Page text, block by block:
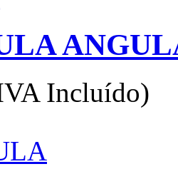
Incluído)